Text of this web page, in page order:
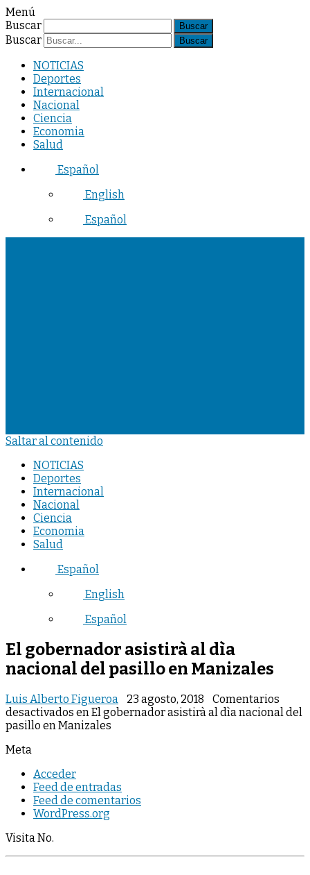
Menú
Buscar
Buscar
NOTICIAS
Deportes
Internacional
Nacional
Ciencia
Economia
Salud
Español
English
Español
Saltar al contenido
NOTICIAS
Deportes
Internacional
Nacional
Ciencia
Economia
Salud
Español
English
Español
El gobernador asistirà al dìa
nacional del pasillo en Manizales
Luis Alberto Figueroa 23 agosto, 2018
Comentarios
desactivados en El gobernador asistirà al dìa nacional del
pasillo en Manizales
Meta
Acceder
Feed de entradas
Feed de comentarios
WordPress.org
Visita No.